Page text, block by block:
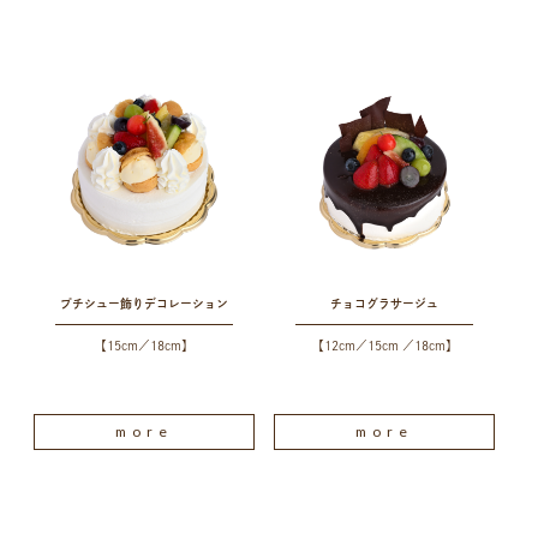
プチシュー飾りデコレーション
【15cm／18cm】
more
チョコグラサージュ
【12cm／15cm ／18cm】
more